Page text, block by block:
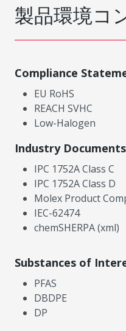
製品環境コ
Compliance
EU RoHS
REACH SVHC
Low-Halogen
Industry Documents
IPC 1752A Class C
IPC 1752A Class D
Molex Product
IEC-62474
chemSHERPA (xml)
Substances of
PFAS
DBDPE
DP